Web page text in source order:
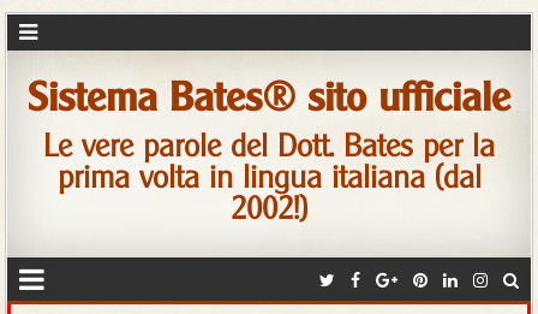
Sistema Bates® sito ufficiale
Le vere parole del Dott. Bates per la
prima volta in lingua italiana (dal
2002!)